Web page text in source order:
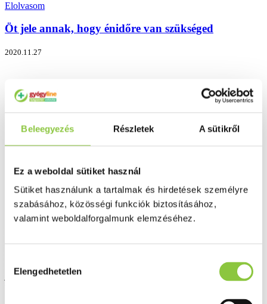
Beleegyezés Részletek A sütikről
Ez a weboldal sütiket használ
Sütiket használunk a tartalmak és hirdetések személyre
szabásához, közösségi funkciók biztosításához,
valamint weboldalforgalmunk elemzéséhez.
kiválasztása
Elengedhetetlen
Elolvasom
Öt jele annak, hogy énidőre van szükséged
2020.11.27
hogy ezt megelőzd, nem kell mást tenned, csak figyelj szervezeted
jelzéseire. Hogy pontosan milyen jelzések ezek? Elmondjuk, olvass